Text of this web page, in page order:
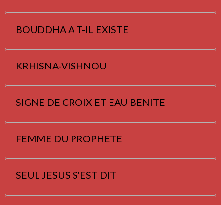
BOUDDHA A T-IL EXISTE
KRHISNA-VISHNOU
SIGNE DE CROIX ET EAU BENITE
FEMME DU PROPHETE
SEUL JESUS S'EST DIT